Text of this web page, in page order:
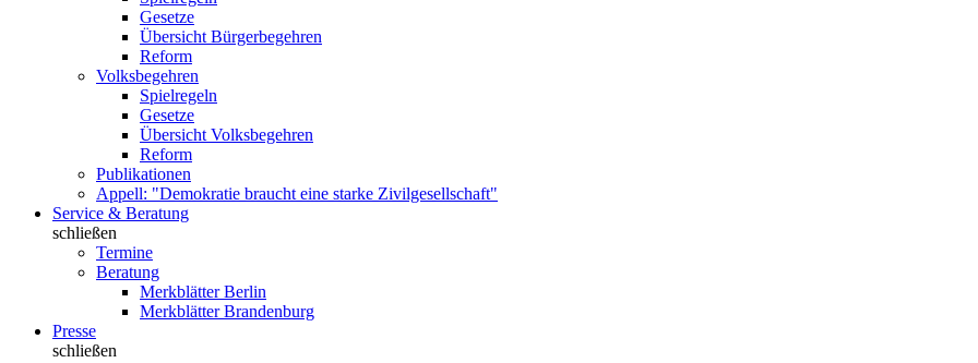
Gesetze
Übersicht Bürgerbegehren
Reform
Volksbegehren
Spielregeln
Gesetze
Übersicht Volksbegehren
Reform
Publikationen
Appell: "Demokratie braucht eine starke Zivilgesellschaft"
Service & Beratung
schließen
Termine
Beratung
Merkblätter Berlin
Merkblätter Brandenburg
Presse
schließen